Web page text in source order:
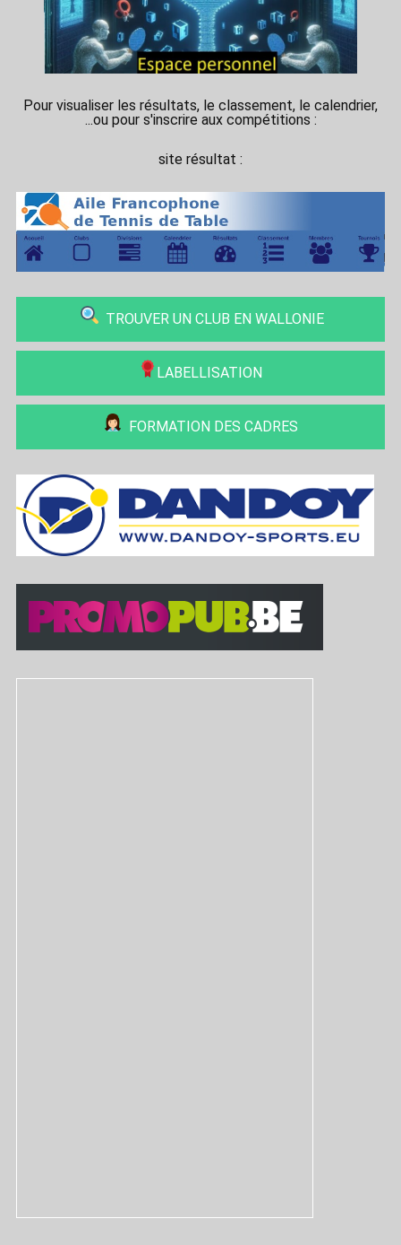
Pour visualiser les résultats, le classement, le calendrier,
...ou pour s'inscrire aux compétitions :
site résultat :
TROUVER UN CLUB EN WALLONIE
LABELLISATION
FORMATION DES CADRES